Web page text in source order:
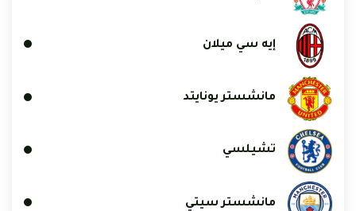
إيه سي ميلان
مانشستر يونايتد
تشيلسي
مانشستر سيتي